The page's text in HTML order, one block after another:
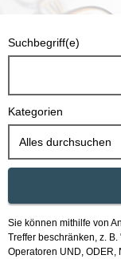
u
h
b
x
Suchbegriff(e)
Kategorien
Alles durchsuchen
Sie können mithilfe von
Treffer beschränken, z. B.
Operatoren UND, ODER,